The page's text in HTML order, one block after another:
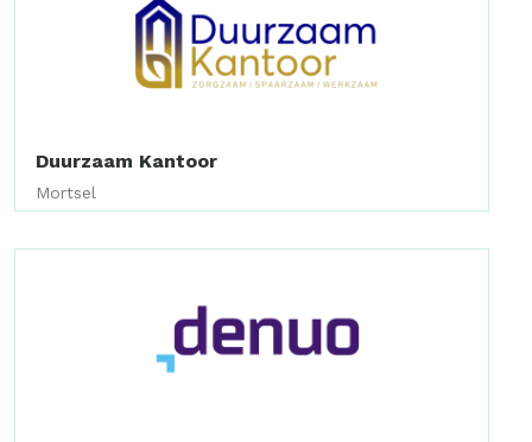
Duurzaam Kantoor
Mortsel